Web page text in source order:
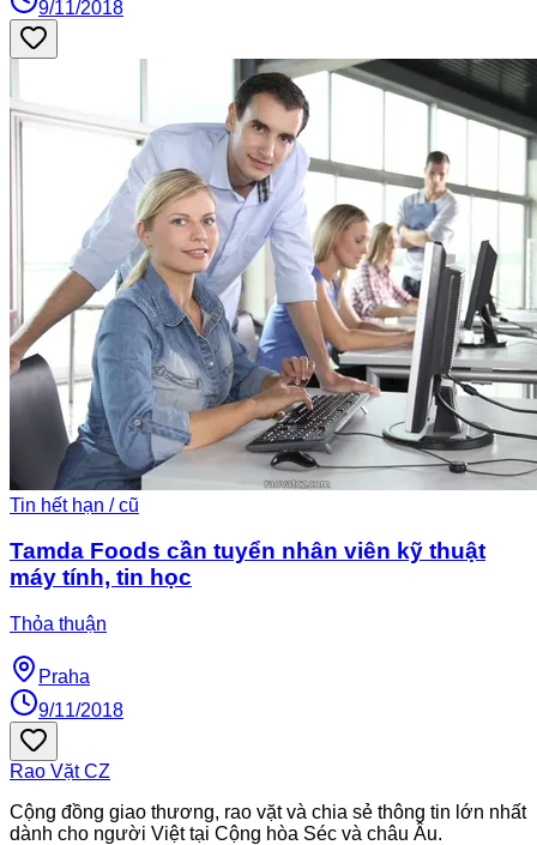
9/11/2018
Tin hết hạn / cũ
Tamda Foods cần tuyển nhân viên kỹ thuật
máy tính, tin học
Thỏa thuận
Praha
9/11/2018
Rao VặtCZ
Cộng đồng giao thương, rao vặt và chia sẻ thông tin lớn nhất
dành cho người Việt tại Cộng hòa Séc và châu Âu.